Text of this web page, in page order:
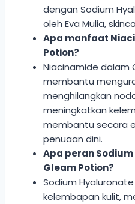
dengan Sodium
oleh Eva Mulia,
Apa manfaat
Potion?
Niacinamide dalam
membantu
menghilangkan
meningkatkan
membantu secara
penuaan dini.
Apa peran
Gleam Potion?
Sodium
kelembapan kulit,